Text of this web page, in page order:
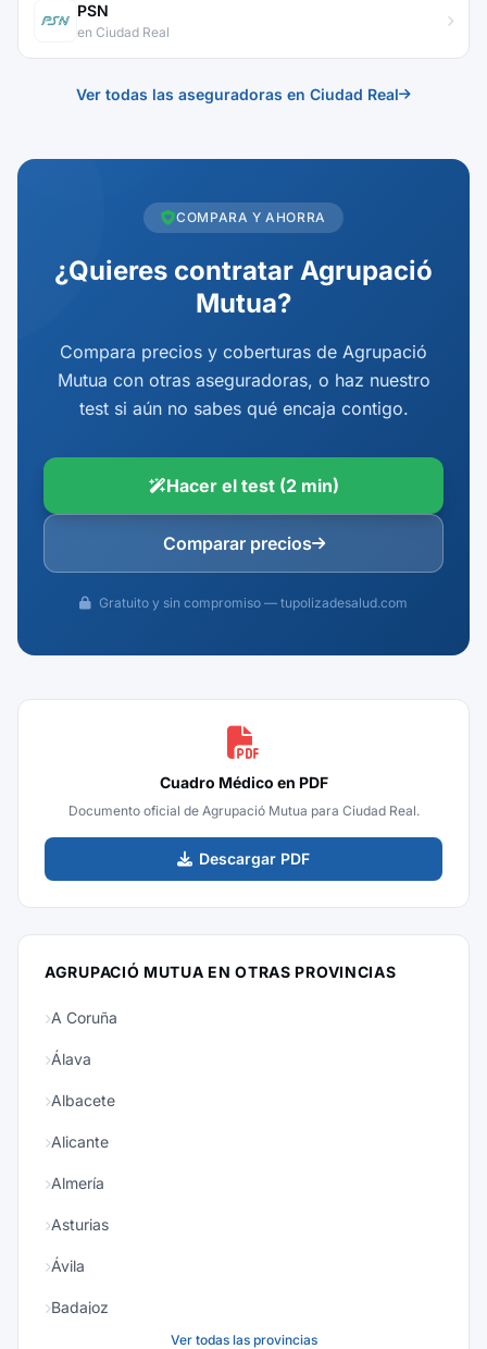
PSN
en Ciudad Real
Ver todas las aseguradoras en Ciudad Real
COMPARA Y AHORRA
¿Quieres contratar Agrupació
Mutua?
Compara precios y coberturas de Agrupació
Mutua con otras aseguradoras, o haz nuestro
test si aún no sabes qué encaja contigo.
Hacer el test (2 min)
Comparar precios
Gratuito y sin compromiso — tupolizadesalud.com
Cuadro Médico en PDF
Documento oficial de Agrupació Mutua para Ciudad Real.
Descargar PDF
AGRUPACIÓ MUTUA EN OTRAS PROVINCIAS
A Coruña
Álava
Albacete
Alicante
Almería
Asturias
Ávila
Badajoz
Ver todas las provincias